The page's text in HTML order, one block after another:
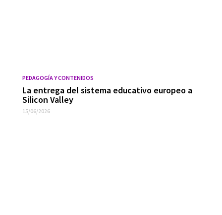
PEDAGOGÍA Y CONTENIDOS
La entrega del sistema educativo europeo a
Silicon Valley
15/06/2026